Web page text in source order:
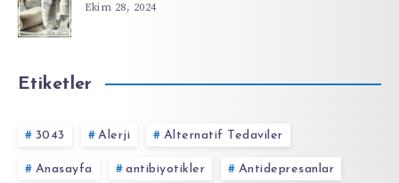
Ekim 28, 2024
Etiketler
3043 Alerji Alternatif Tedaviler
Anasayfa antibiyotikler Antidepresanlar